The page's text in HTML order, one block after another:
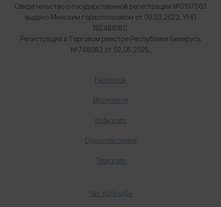
Свидетельство о государственной регистрации №0197563
выдано Минским горисполкомом от 09.03.2022, УНП
192486180.
Регистрация в Торговом реестре Республики Беларусь
№748082 от 02.05.2025.
Facebook
ВКонтакте
Instagram
Одноклассники
Telegram
Чат «Ціў-ціў»